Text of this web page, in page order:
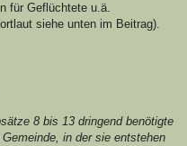
für Geflüchtete u.ä.
siehe unten im Beitrag).
8 bis 13 dringend benötigte
in der sie entstehen